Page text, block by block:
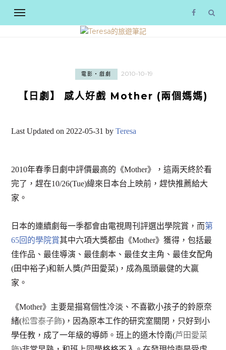
電影‧戲劇 2010-10-19
【日劇】 感人好戲 Mother (兩個媽媽)
Last Updated on 2022-05-31 byTeresa
2010年春季日劇中評價最高的《Mother》，這兩天終於看
完了，趕在10/26(Tue)緯來日本台上映前，趕快推薦給大
家。
日本的連續劇每一季都會由電視周刊評選出學院賞，而第
65回的學院賞其中六項大獎都由《Mother》獲得，包括最
佳作品、最佳導演、最佳劇本、最佳女主角、最佳女配角
(田中裕子)和新人獎(芦田愛菜)，成為風頭最健的大贏
家。
《Mother》主要是描寫個性冷淡、不喜歡小孩子的鈴原奈
緒(松雪泰子飾)，因為原本工作的研究室關閉，只好到小
學任教，成了一年級的導師。班上的道木怜南(芦田愛菜